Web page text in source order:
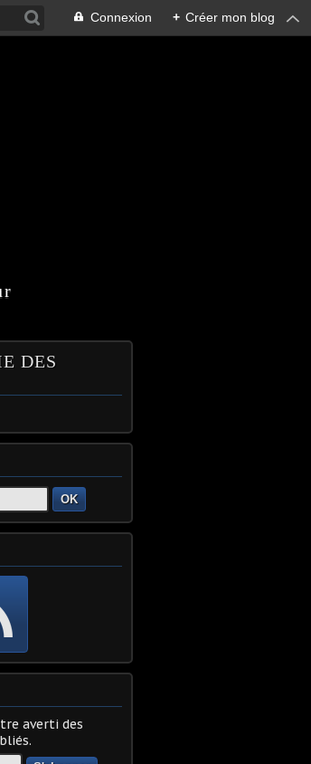
Connexion + Créer mon blog
DES
OK
averti des